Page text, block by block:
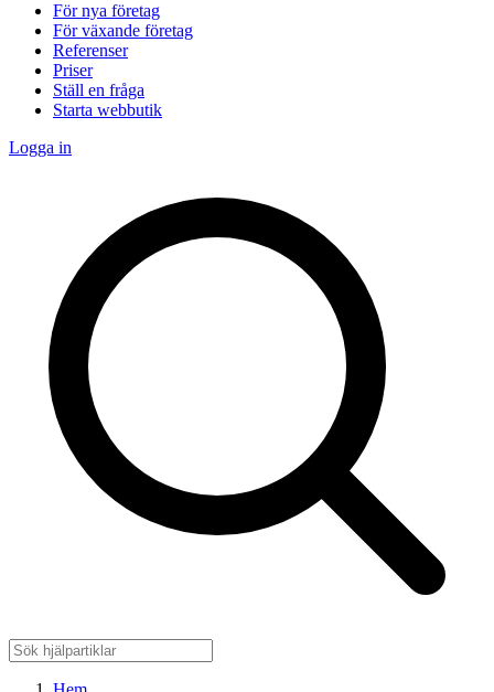
För nya företag
För växande företag
Referenser
Priser
Ställ en fråga
Starta webbutik
Logga in